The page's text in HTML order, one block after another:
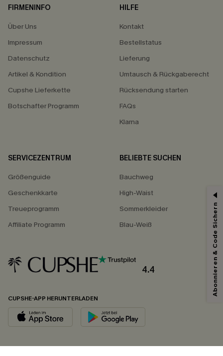
FIRMENINFO
Über Uns
Impressum
Datenschutz
Artikel & Kondition
Cupshe Lieferkette
Botschafter Programm
HILFE
Kontakt
Bestellstatus
Lieferung
Umtausch & Rückgaberecht
Rücksendung starten
FAQs
Klarna
SERVICEZENTRUM
Größenguide
Geschenkkarte
Treueprogramm
Affiliate Programm
BELIEBTE SUCHEN
Bauchweg
High-Waist
Sommerkleider
Blau-Weiß
4.4
CUPSHE-APP HERUNTERLADEN
Abonnieren & Code Sichern